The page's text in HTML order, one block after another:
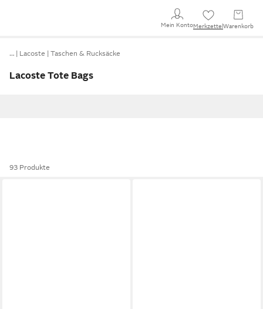
Mein KontoMerkzettel Warenkorb
… Lacoste Taschen & Rucksäcke
Lacoste Tote Bags
93 Produkte